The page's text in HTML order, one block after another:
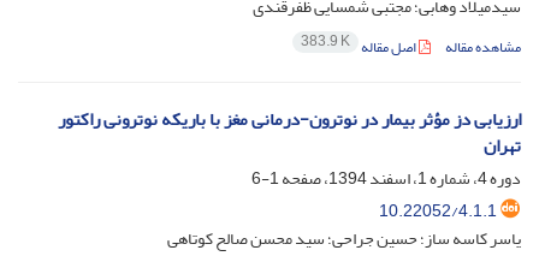
سیدمیلاد وهابی؛ مجتبی شمسایی ظفرقندی
مشاهده مقاله اصل مقاله 383.9 K
ارزیابی دز مؤثر بیمار در نوترون-درمانی مغز با باریکه نوترونی راکتور
تهران
دوره 4، شماره 1، اسفند 1394، صفحه
1-6
10.22052/4.1.1
یاسر کاسه ساز؛ حسین جراحی؛ سید محسن صالح کوتاهی